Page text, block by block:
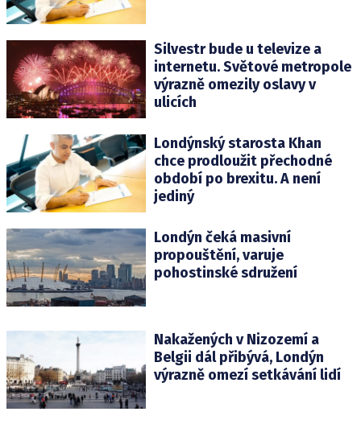
Silvestr bude u televize a
internetu. Světové metropole
výrazně omezily oslavy v
ulicích
Londýnský starosta Khan
chce prodloužit přechodné
období po brexitu. A není
jediný
Londýn čeká masivní
propouštění, varuje
pohostinské sdružení
Nakažených v Nizozemí a
Belgii dál přibývá, Londýn
výrazně omezí setkávání lidí